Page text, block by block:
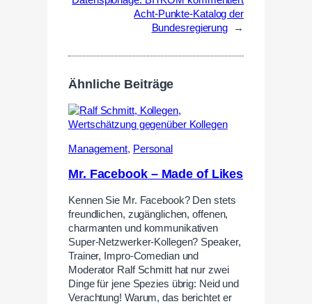
Acht-Punkte-Katalog der
Bundesregierung
→
Ähnliche Beiträge
Management, Personal
Mr. Facebook – Made of Likes
Kennen Sie Mr. Facebook? Den stets
freundlichen, zugänglichen, offenen,
charmanten und kommunikativen
Super-Netzwerker-Kollegen? Speaker,
Trainer, Impro-Comedian und
Moderator Ralf Schmitt hat nur zwei
Dinge für jene Spezies übrig: Neid und
Verachtung! Warum, das berichtet er